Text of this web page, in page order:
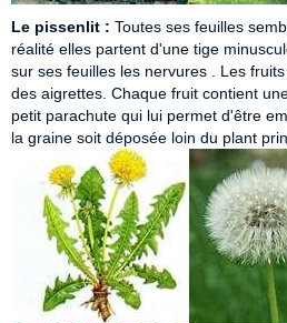
Le pissenlit : Toutes ses feuilles
réalité elles partent d'une tige
sur ses feuilles les nervures .
Les
des aigrettes. Chaque fruit contient
petit parachute qui lui permet d'être
la graine soit déposée loin du plant